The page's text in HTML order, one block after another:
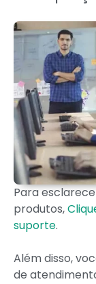
Para
produtos,
suporte.
Além disso,
de